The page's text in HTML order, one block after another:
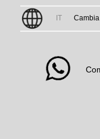
IT Cambia